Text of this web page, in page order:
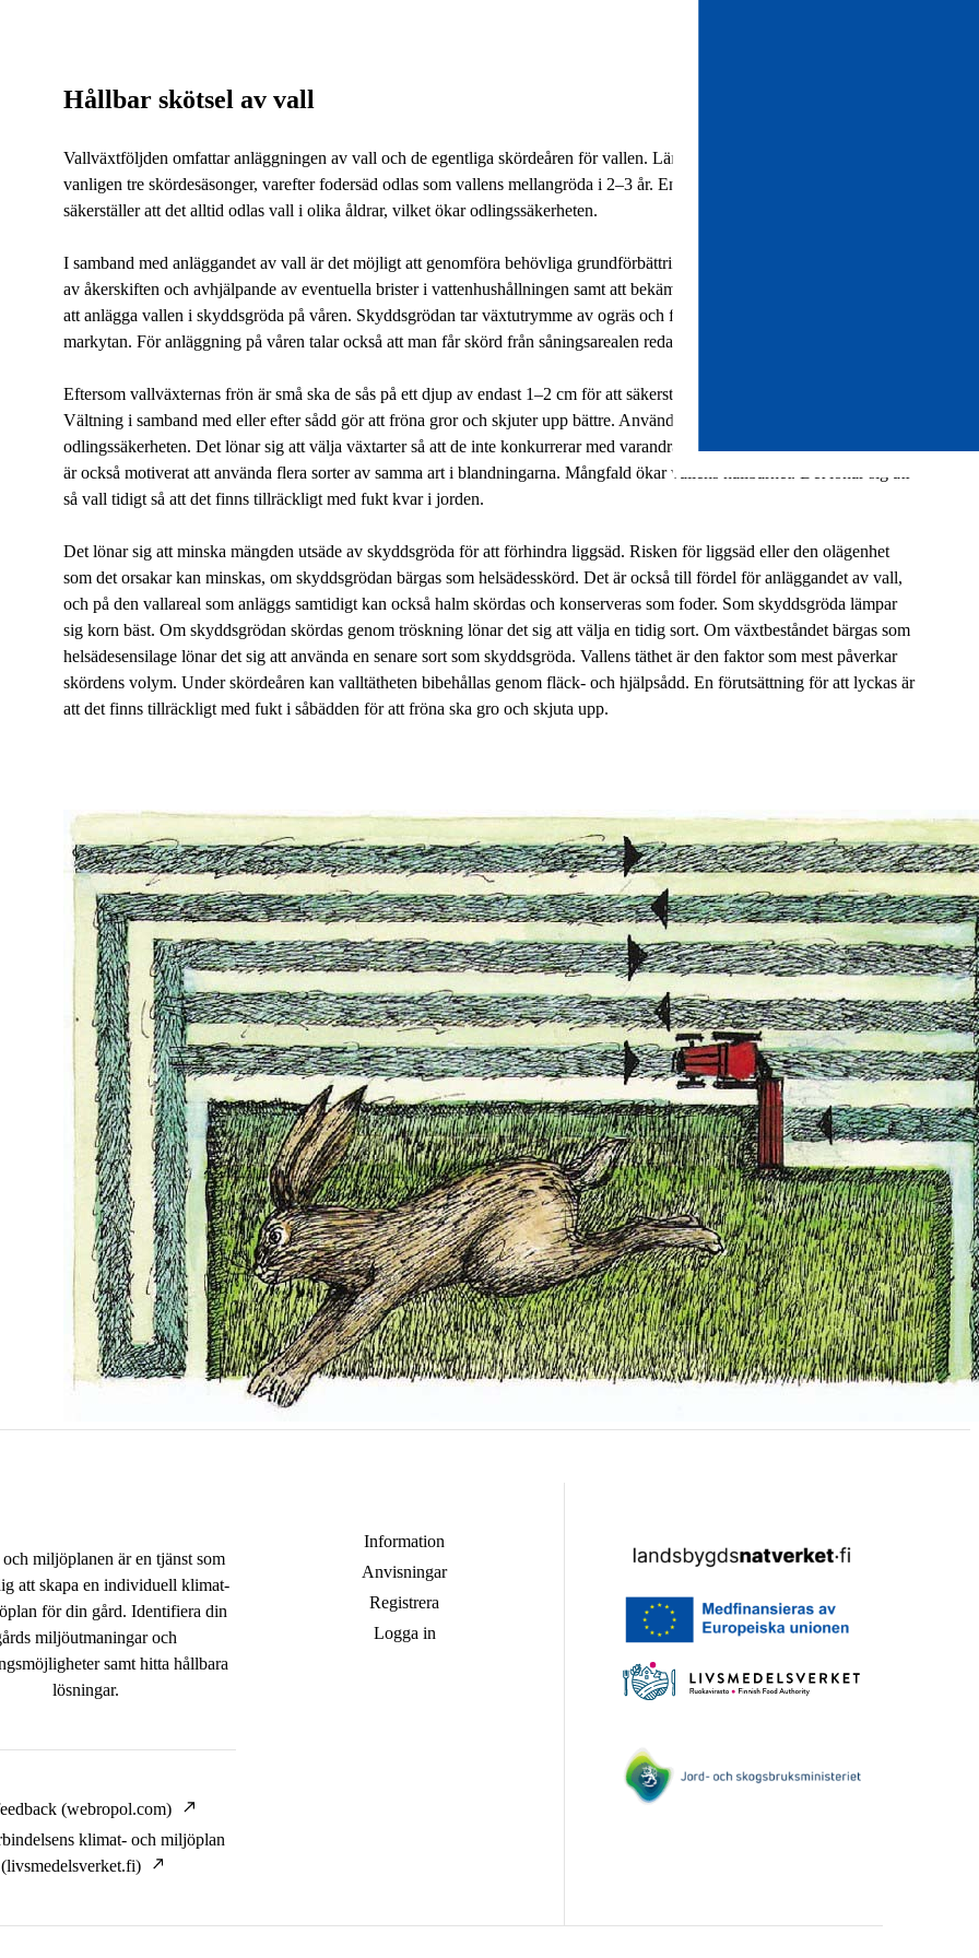
Hållbar skötsel av vall
Vallväxtföljden omfattar anläggningen av vall och de egentliga skördeåren för vallen. Längden på växtföljden för vall är
vanligen tre skördesäsonger, varefter fodersäd odlas som vallens mellangröda i 2–3 år. En ständigt pågående växtföljd
säkerställer att det alltid odlas vall i olika åldrar, vilket ökar odlingssäkerheten.
I samband med anläggandet av vall är det möjligt att genomföra behövliga grundförbättringar, såsom kalkning, ytutjämning
av åkerskiften och avhjälpande av eventuella brister i vattenhushållningen samt att bekämpa bestående ogräs. Det lönar sig
att anlägga vallen i skyddsgröda på våren. Skyddsgrödan tar växtutrymme av ogräs och förhindrar skorpbildning på
markytan. För anläggning på våren talar också att man får skörd från såningsarealen redan under anläggningsåret.
Eftersom vallväxternas frön är små ska de sås på ett djup av endast 1–2 cm för att säkerställa att de kommer upp jämnt.
Vältning i samband med eller efter sådd gör att fröna gror och skjuter upp bättre. Användning av utsädesblandning ökar
odlingssäkerheten. Det lönar sig att välja växtarter så att de inte konkurrerar med varandra utan kompletterar varandra. Det
är också motiverat att använda flera sorter av samma art i blandningarna. Mångfald ökar vallens hållbarhet. Det lönar sig att
så vall tidigt så att det finns tillräckligt med fukt kvar i jorden.
Det lönar sig att minska mängden utsäde av skyddsgröda för att förhindra liggsäd. Risken för liggsäd eller den olägenhet
som det orsakar kan minskas, om skyddsgrödan bärgas som helsädesskörd. Det är också till fördel för anläggandet av vall,
och på den vallareal som anläggs samtidigt kan också halm skördas och konserveras som foder. Som skyddsgröda lämpar
sig korn bäst. Om skyddsgrödan skördas genom tröskning lönar det sig att välja en tidig sort. Om växtbeståndet bärgas som
helsädesensilage lönar det sig att använda en senare sort som skyddsgröda. Vallens täthet är den faktor som mest påverkar
skördens volym. Under skördeåren kan valltätheten bibehållas genom fläck- och hjälpsådd. En förutsättning för att lyckas är
att det finns tillräckligt med fukt i såbädden för att fröna ska gro och skjuta upp.
miljöplanen är en tjänst som
att skapa en individuell klimat-
för din gård. Identifiera din
miljöutmaningar och
samt hitta hållbara
lösningar.
(webropol.com)
klimat- och miljöplan
(livsmedelsverket.fi)
Information
Anvisningar
Registrera
Logga in